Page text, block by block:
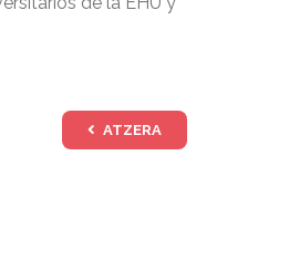
ATZERA